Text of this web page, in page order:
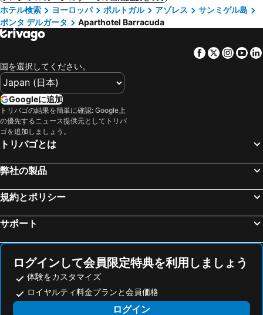
ホテル検索
ヨーロッパ ポルトガル アゾレス
サンミゲル島
ポンタ デルガータ
Aparthotel Barracuda
Facebook
Twitter
国を選択してください。
Googleに追加
トリバゴの結果を簡単に確認: Google上
の優先するニュース提供元としてトリバ
ゴを追加しましょう。
トリバゴとは
弊社の製品
規約とポリシー
サポート
ログインして会員限定特典を利用しましょう
体験をカスタマイズ
ロイヤルティ料金プランと会員価格
ログイン